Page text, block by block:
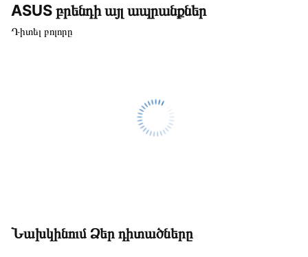
ASUS բրենդի այլ ապրանքներ
Դիտել բոլորը
Նախկինում Ձեր դիտածները